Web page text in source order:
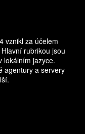
vznikl za účelem
rubrikou jsou
lokálním jazyce.
agentury a servery